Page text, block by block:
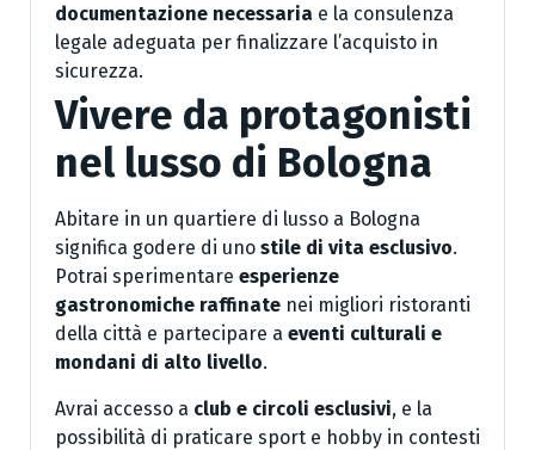
documentazione necessaria e la consulenza
legale adeguata per finalizzare l’acquisto in
sicurezza.
Vivere da protagonisti
nel lusso di Bologna
Abitare in un quartiere di lusso a Bologna
significa godere di uno stile di vita esclusivo.
Potrai sperimentare esperienze
gastronomiche raffinate nei migliori ristoranti
della città e partecipare a eventi culturali e
mondani di alto livello.
Avrai accesso a club e circoli esclusivi, e la
possibilità di praticare sport e hobby in contesti